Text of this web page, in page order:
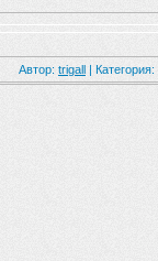
Автор: trigall | Категория: